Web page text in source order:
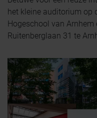
het kleine auditorium op
Hogeschool van Arnhem
Ruitenberglaan 31 te